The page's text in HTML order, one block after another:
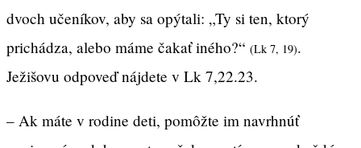
dvoch učeníkov, aby sa opýtali: „Ty si ten, ktorý
prichádza, alebo máme čakať iného?“ (Lk 7, 19).
Ježišovu odpoveď nájdete v Lk 7,22.23.
– Ak máte v rodine deti, pomôžte im navrhnúť